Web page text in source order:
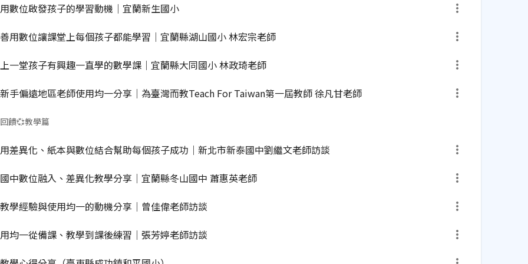
用數位啟發孩子的學習動機｜宜蘭新生國小
善用數位讓課堂上每個孩子都能學習｜宜蘭縣湖山國小 林宏宗老師
上一堂孩子有興趣一直學的數學課｜宜蘭縣大同國小 林政琦老師
新手偏遠地區老師使用均一分享｜為臺灣而教Teach For Taiwan第一屆教師 徐凡甘老師
饋💞教學篇
用差異化、紙本與數位結合幫助每個孩子成功｜新北市新泰國中劉繼文老師訪談
國中數位融入、差異化教學分享｜宜蘭縣冬山國中 蕭惠英老師
教學經驗與使用均一的動機分享｜曾佳偉老師訪談
用均一從備課、教學到課後練習｜張芳婷老師訪談